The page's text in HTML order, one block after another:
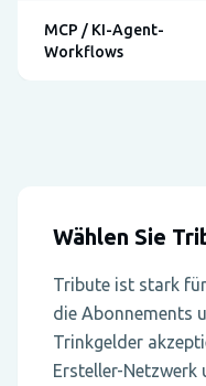
MCP / KI-Agent-
Workflows
Wählen Sie
Tribute ist stark
die Abonnements
Trinkgelder
Ersteller-Netzwerk